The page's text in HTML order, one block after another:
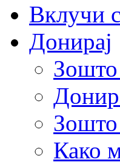
Вклучи
Донирај
Како